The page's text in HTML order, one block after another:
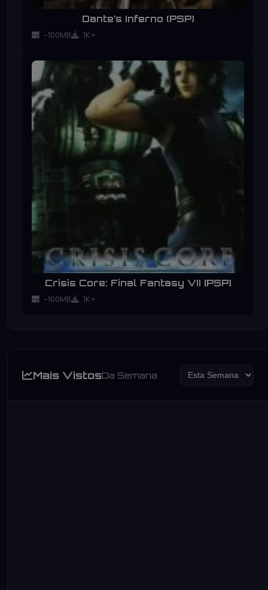
Dante’s Inferno (PSP)
~100MB 1K+
Crisis Core: Final Fantasy VII [PSP]
~100MB 1K+
Mais VistosDa Semana